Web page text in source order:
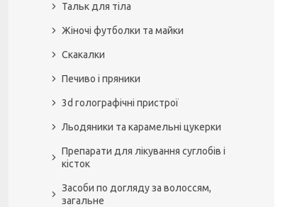
Тальк для тіла
Жіночі футболки та майки
Скакалки
Печиво і пряники
3d голографічні пристрої
Льодяники та карамельні цукерки
Препарати для лікування суглобів і
кісток
Засоби по догляду за волоссям,
загальне